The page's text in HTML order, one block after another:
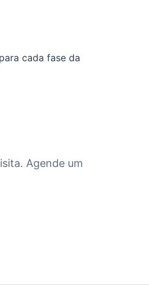
cada fase da
Agende um